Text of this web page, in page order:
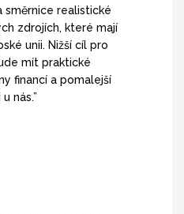
směrnice realistické
zdrojích, které mají
unii. Nižší cíl pro
mít praktické
financí a pomalejší
nás.”